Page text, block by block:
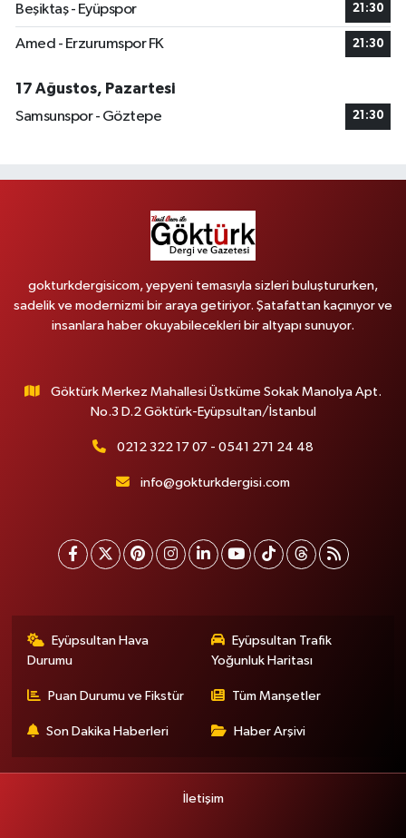
Beşiktaş - Eyüpspor 21:30
Amed - Erzurumspor FK 21:30
17 Ağustos, Pazartesi
Samsunspor - Göztepe
21:30
gokturkdergisicom, yepyeni temasıyla sizleri buluştururken,
sadelik ve modernizmi bir araya getiriyor. Şatafattan kaçınıyor ve
insanlara haber okuyabilecekleri bir altyapı sunuyor.
Göktürk Merkez Mahallesi Üstküme Sokak Manolya Apt.
No.3 D.2 Göktürk-Eyüpsultan/İstanbul
0212 322 17 07 - 0541 271 24 48
info@gokturkdergisi.com
Eyüpsultan Hava
Durumu
Eyüpsultan Trafik
Yoğunluk Haritası
Puan Durumu ve Fikstür Tüm Manşetler
Son Dakika Haberleri Haber Arşivi
İletişim